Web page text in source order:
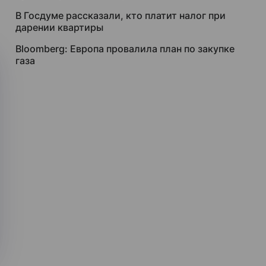
В Госдуме рассказали, кто платит налог при
дарении квартиры
Bloomberg: Европа провалила план по закупке
газа